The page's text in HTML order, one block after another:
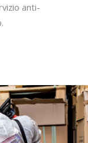
anti-